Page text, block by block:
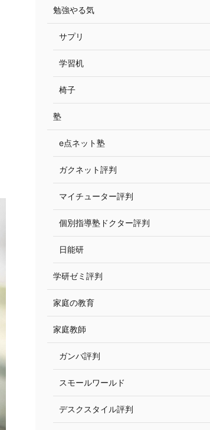
勉強やる気
サプリ
学習机
椅子
塾
e点ネット塾
ガクネット評判
マイチューター評判
個別指導塾ドクター評判
日能研
学研ゼミ評判
家庭の教育
家庭教師
ガンバ評判
スモールワールド
デスクスタイル評判